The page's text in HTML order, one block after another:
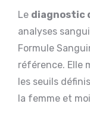
Le diagnostic
analyses
Formule
référence. Elle
les seuils
la femme et